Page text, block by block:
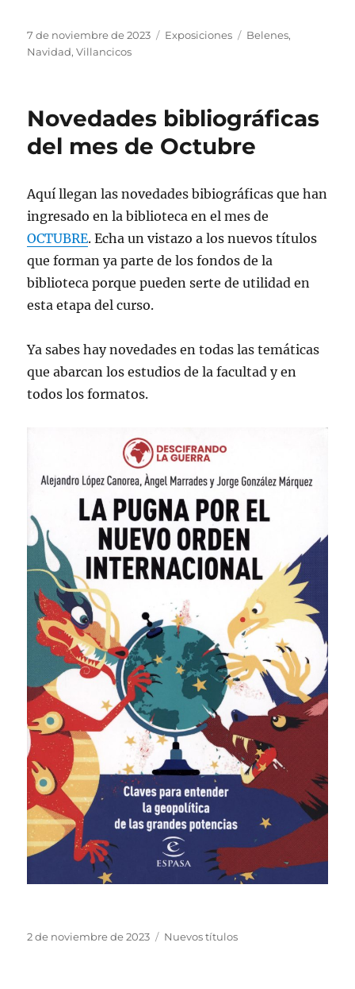
Publicado
el
7 de noviembre de 2023 Categorías
Exposiciones Etiquetas
Belenes,
Navidad,Villancicos
Novedades bibliográficas
del mes de Octubre
Aquí llegan las novedades bibiográficas que han
ingresado en la biblioteca en el mes de
OCTUBRE. Echa un vistazo a los nuevos títulos
que forman ya parte de los fondos de la
biblioteca porque pueden serte de utilidad en
esta etapa del curso.
Ya sabes hay novedades en todas las temáticas
que abarcan los estudios de la facultad y en
todos los formatos.
Publicado
2 de noviembre de 2023 Categorías
Nuevos títulos